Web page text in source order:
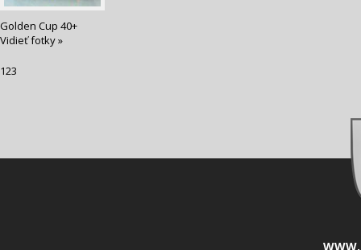
Golden Cup 40+
Vidieť fotky »
123